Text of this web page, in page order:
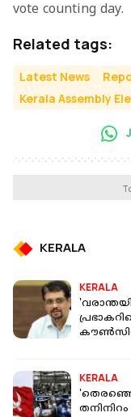
vote counting day.
Related tags:
Latest News
Kerala Assembly
KERALA
KERALA
KERALA